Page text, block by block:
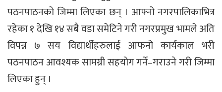
पठनपाठनको जिम्मा लिएका छन् । आफ्नो नगरपालिकाभित्र
रहेका १ देखि १४ सबै वडा समेटिने गरी नगरप्रमुख भामले अति
विपन्न ७ सय विद्यार्थीहरुलाई आफनो कार्यकाल भरी
पठनपाठन आवश्यक सामग्री सहयोग गर्ने–गराउने गरी जिम्मा
लिएका हुन् ।